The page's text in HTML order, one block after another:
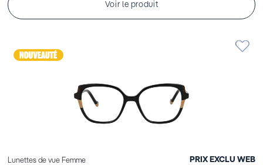
Voir le produit
Lunettes de vue Femme PRIX EXCLU WEB